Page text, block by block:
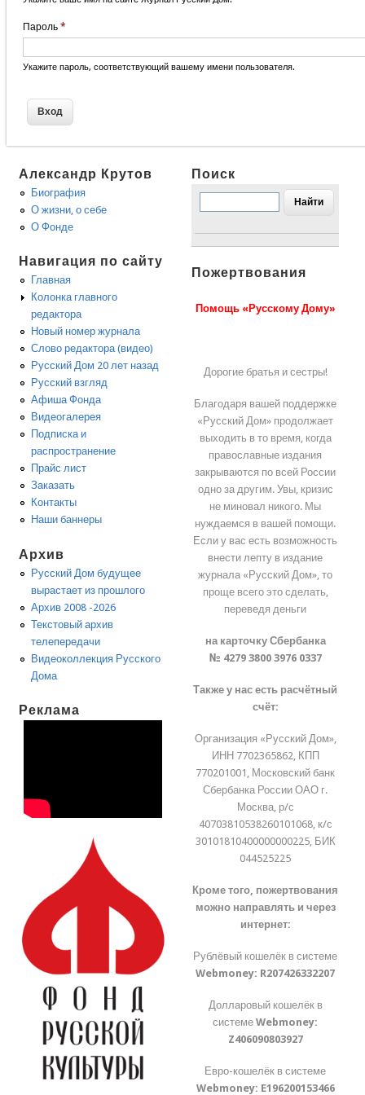
Пароль *
Укажите пароль, соответствующий вашему имени пользователя.
Александр Крутов
Биография
О жизни, о себе
О Фонде
Навигация по сайту
Главная
Колонка главного
редактора
Новый номер журнала
Слово редактора (видео)
Русский Дом 20 лет назад
Русский взгляд
Афиша Фонда
Видеогалерея
Подписка и
распространение
Прайс лист
Заказать
Контакты
Наши баннеры
Архив
Русский Дом будущее
вырастает из прошлого
Архив 2008 -2026
Текстовый архив
телепередачи
Видеоколлекция Русского
Дома
Реклама
Поиск
Пожертвования
Помощь «Русскому Дому»
Дорогие братья и сестры!
Благодаря вашей поддержке
«Русский Дом» продолжает
выходить в то время, когда
православные издания
закрываются по всей России
одно за другим. Увы, кризис
не миновал никого. Мы
нуждаемся в вашей помощи.
Если у вас есть возможность
внести лепту в издание
журнала «Русский Дом», то
проще всего это сделать,
переведя деньги
на карточку Сбербанка
№ 4279 3800 3976 0337
Также у нас есть расчётный
счёт:
Организация «Русский Дом»,
ИНН 7702365862, КПП
770201001, Московский банк
Сбербанка России ОАО г.
Москва, р/с
40703810538260101068, к/с
30101810400000000225, БИК
044525225
Кроме того, пожертвования
можно направлять и через
интернет:
Рублёвый кошелёк в системе
Webmoney: R207426332207
Долларовый кошелёк в
системеWebmoney:
Z406090803927
Евро-кошелёк в системе
Webmoney: E196200153466